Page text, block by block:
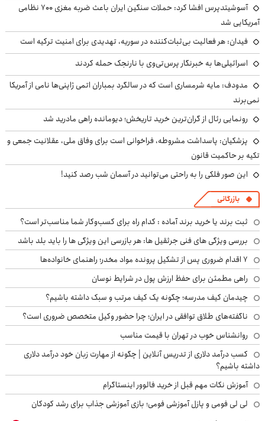
آسوشیتدپرس افشا کرد: حملات سنگین ایران باعث ضربه مغزی ۷۰۰ نظامی
آمریکایی شد
فیدان: هر فعالیت بی‌ثبات‌کننده در سوریه، تهدیدی برای امنیت ترکیه است
اسرائیلی‌ها به خبرنگار پرس‌تی‌وی با نارنجک حمله کردند
مدودف: مایه شرمساری است که در سالگرد بمباران اتمی ژاپنی‌ها نامی از آمریکا
نمی‌برند
رونمایی رئال از گران‌ترین خرید تاریخش؛ دیومانده راهی مادرید شد
پزشکیان: پاسداشت مشروطه، فراخوانی است برای وفاق ملی، عقلانیت جمعی و
تکیه بر حاکمیت قانون
این صور فلکی را به راحتی می‌توانید در آسمان شب رصد کنید!
بازرگانی
ثبت برند یا خرید برند آماده : کدام راه برای کسب‌وکار شما مناسب‌تر است؟
بررسی ویژگی های فنی جرثقیل ها: هر بازرسی این ویژگی ها را باید بلد باشد
۷ اقدام ضروری پس از تشکیل پرونده مواد مخدر؛ راهنمای خانواده‌ها
راهی مطمئن برای حفظ ارزش پول در شرایط نوسان
چیدمان کیف مدرسه؛ چگونه یک کیف مرتب و سبک داشته باشیم؟
ناگفته‌های طلاق توافقی در ایران؛ چرا حضور وکیل متخصص ضروری است؟
روانشناس خوب در تهران با قیمت مناسب
کسب درآمد دلاری از تدریس آنلاین | چگونه از مهارت زبان خود درآمد دلاری
داشته باشیم؟
آموزش نکات مهم قبل از خرید فالوور اینستاگرام
لی لی فومی و پازل آموزشی فومی؛ بازی آموزشی جذاب برای رشد کودکان